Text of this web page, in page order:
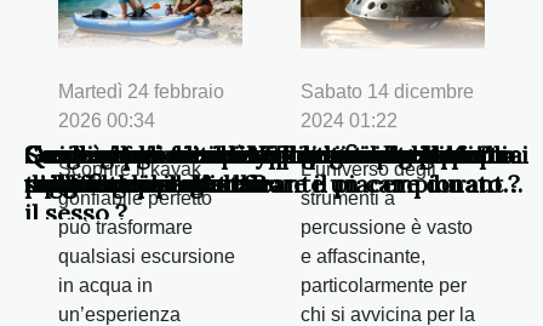
Come scegliere il kayak gonfiabile perfetto
per le tue avventure?
Martedì 24 febbraio
2026 00:34
Scoprire il kayak
gonfiabile perfetto
può trasformare
qualsiasi escursione
in acqua in
un’esperienza
Guida alla scelta del tuo primo handpan o
tongue drum
Sabato 14 dicembre
2024 01:22
L'universo degli
strumenti a
percussione è vasto
e affascinante,
particolarmente per
chi si avvicina per la
Guadagnare con le NFT : alcuni modi per
raggiungere l'obiettivo
Come si fa a far rivivere la grandezza di una
squadra di basket durante un campionato ?
Quali sono i diversi tipi di manette bdsm
utilizzate per aumentare il piacere durante
il sesso ?
Scegliere un casinò online: consigli semplici
ma efficaci per farlo
Quali sono i criteri importanti per la scelta
di una loop station ?
Casinò online: impatti positivi e negativi
sull'economia globale
Come si può smettere di russare a letto?